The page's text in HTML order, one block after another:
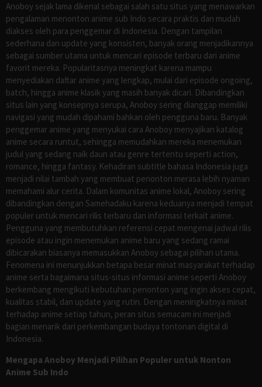
Anoboy sejak lama dikenal sebagai salah satu situs yang menawarkan
pengalaman menonton anime sub Indo secara praktis dan mudah
diakses oleh para penggemar di Indonesia. Dengan tampilan
sederhana dan update yang konsisten, banyak orang menjadikannya
sebagai sumber utama untuk mencari episode terbaru dari anime
favorit mereka. Popularitasnya meningkat karena mampu
menyediakan daftar anime yang lengkap, mulai dari episode ongoing,
batch, hingga anime klasik yang masih banyak dicari. Dibandingkan
situs lain yang konsepnya serupa, Anoboy sering dianggap memiliki
navigasi yang mudah dipahami bahkan oleh pengguna baru. Banyak
penggemar anime yang menyukai cara Anoboy menyajikan katalog
anime secara runtut, sehingga memudahkan mereka menemukan
judul yang sedang naik daun atau genre tertentu seperti action,
romance, hingga fantasy. Kehadiran subtitle bahasa Indonesia juga
menjadi nilai tambah yang membuat penonton merasa lebih nyaman
memahami alur cerita. Dalam komunitas anime lokal, Anoboy sering
dibandingkan dengan Samehadaku karena keduanya menjadi tempat
populer untuk mencari rilis terbaru dan informasi terkait anime.
Pengguna yang membutuhkan referensi cepat mengenai jadwal rilis
episode atau ingin menemukan anime baru yang sedang ramai
dibicarakan biasanya memasukkan Anoboy sebagai pilihan utama.
Fenomena ini menunjukkan betapa besar minat masyarakat terhadap
anime serta bagaimana situs-situs informasi anime seperti Anoboy
berkembang mengikuti kebutuhan penonton yang ingin akses cepat,
kualitas stabil, dan update yang rutin. Dengan meningkatnya minat
terhadap anime setiap tahun, peran situs semacam ini menjadi
bagian menarik dari perkembangan budaya tontonan digital di
Indonesia.
Mengapa Anoboy Menjadi Pilihan Populer untuk Nonton
Anime Sub Indo